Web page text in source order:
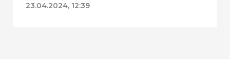
ДК «Геолог»
23.04.2024, 12:39